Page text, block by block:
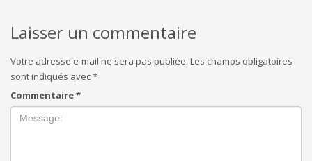
Laisser un commentaire
Votre adresse e-mail ne sera pas publiée. Les champs obligatoires
sont indiqués avec*
Commentaire*